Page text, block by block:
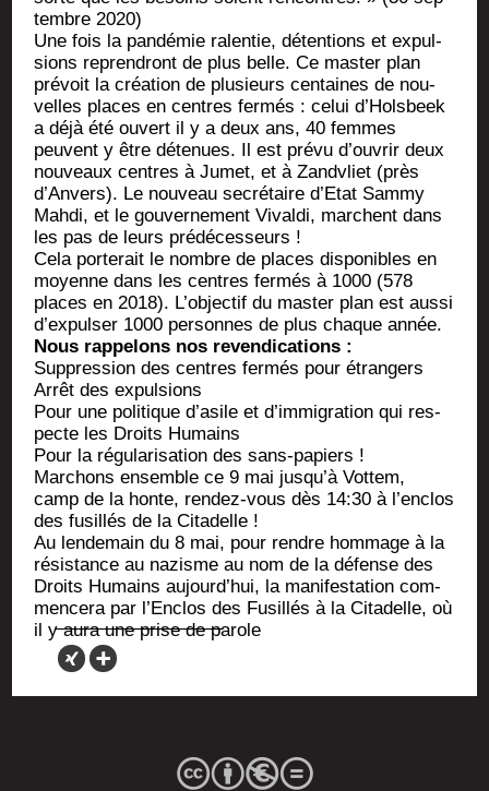
tembre 2020)
Une fois la pan­dé­mie ralen­tie, déten­tions et expul­
sions repren­dront de plus belle. Ce mas­ter plan
pré­voit la créa­tion de plu­sieurs cen­taines de nou­
velles places en centres fer­més : celui d’Holsbeek
a déjà été ouvert il y a deux ans, 40 femmes
peuvent y être déte­nues. Il est pré­vu d’ouvrir deux
nou­veaux centres à Jumet, et à Zandv­liet (près
d’Anvers). Le nou­veau secré­taire d’Etat Sam­my
Mah­di, et le gou­ver­ne­ment Vival­di, marchent dans
les pas de leurs prédécesseurs !
Cela por­te­rait le nombre de places dis­po­nibles en
moyenne dans les centres fer­més à 1000 (578
places en 2018). L’objectif du mas­ter plan est aus­si
d’expulser 1000 per­sonnes de plus chaque année.
Nous rap­pe­lons nos revendications :
Sup­pres­sion des centres fer­més pour étrangers
Arrêt des expulsions
Pour une poli­tique d’asile et d’immigration qui res­
pecte les Droits Humains
Pour la régu­la­ri­sa­tion des sans-papiers !
Mar­chons ensemble ce 9 mai jusqu’à Vot­tem,
camp de la honte, ren­dez-vous dès 14:30 à l’en­clos
des fusillés de la Citadelle !
Au len­de­main du 8 mai, pour rendre hom­mage à la
résis­tance au nazisme au nom de la défense des
Droits Humains aujourd’hui, la mani­fes­ta­tion com­
men­ce­ra par l’Enclos des Fusillés à la Cita­delle, où
il y aura une prise de parole